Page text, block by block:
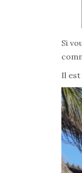
Si
Il